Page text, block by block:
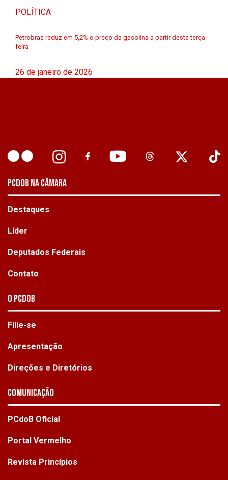
POLÍTICA
Petrobras reduz em 5,2% o preço da gasolina a partir desta terça-
feira
26 de janeiro de 2026
PCDOB NA CÂMARA
Destaques
Líder
Deputados Federais
Contato
O PCdoB
Filie-se
Apresentação
Direções e Diretórios
Comunicação
PCdoB Oficial
Portal Vermelho
Revista Princípios